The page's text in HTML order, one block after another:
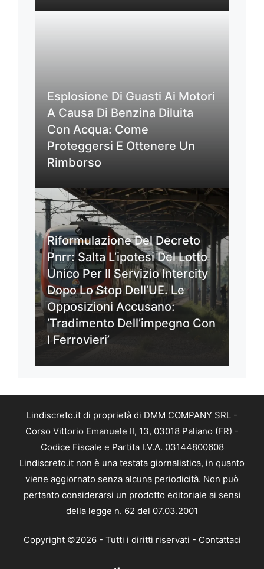
Esplosione Di Guasti Ai Motori
A Causa Di Benzina Diluita
Con Acqua: Come
Proteggersi E Ottenere Un
Rimborso
Riformulazione Del Decreto
Pnrr: Salta L’ipotesi Del Lotto
Unico Per Il Servizio Intercity
Dopo Lo Stop Dell’UE. Le
Opposizioni Accusano:
‘Tradimento Dell’impegno Con
I Ferrovieri’
Lindiscreto.it di proprietà di DMM COMPANY SRL -
Corso Vittorio Emanuele II, 13, 03018 Paliano (FR) -
Codice Fiscale e Partita I.V.A. 03144800608
Lindiscreto.it non è una testata giornalistica, in quanto
viene aggiornato senza alcuna periodicità. Non può
pertanto considerarsi un prodotto editoriale ai sensi
della legge n. 62 del 07.03.2001
Copyright ©2026 - Tutti i diritti riservati - Contattaci